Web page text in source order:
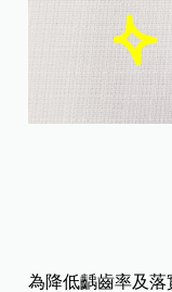
為降低齲齒率及